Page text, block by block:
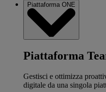
Piattaforma ONE
Piattaforma
Gestisci e ottimizza
digitale da una singola